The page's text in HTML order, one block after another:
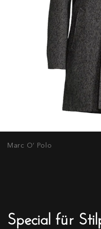
Marc O‘ Polo
Special für